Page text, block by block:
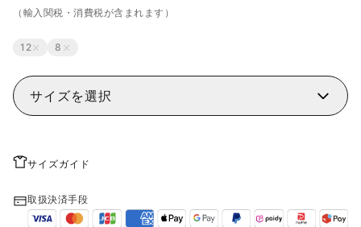
（輸入関税・消費税が含まれます）
12 8
サイズを選択
サイズガイド
取扱決済手段